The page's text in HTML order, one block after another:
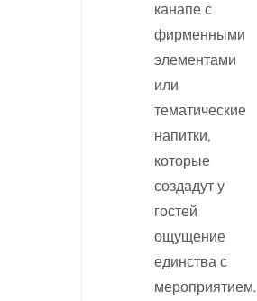
канапе с
фирменными
элементами
или
тематические
напитки,
которые
создадут у
гостей
ощущение
единства с
мероприятием.